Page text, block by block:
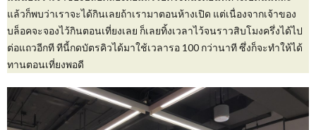
แล้วก็พบว่าเราจะได้กินเลยถ้าเรามาตอนห้างเปิด แต่เนื่องจากเจ้าของ
บล็อคจะจองไว้กินตอนเที่ยงเลย ก็เลยทิ้งเวลาไว้จนราวสิบโมงครึ่งได้ไป
ต่อแถวอีกที ทีนี้กดบัตรคิวได้มาใช้เวลารอ 100 กว่านาที ซึ่งก็จะทำให้ได้
ทานตอนเที่ยงพอดี